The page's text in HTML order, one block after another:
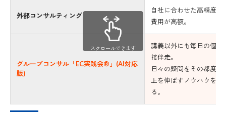
外部コンサルティング
自社に合わせた高精度な
費用が高額。
グループコンサル「EC実践会®」(AI対応
版)
講義以外にも毎日の個別
接伴走。
日々の疑問をその都度解
上を伸ばすノウハウを社
る。
スクロールできます